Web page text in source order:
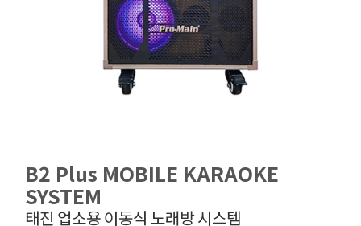
B2 Plus MOBILE KARAOKE
SYSTEM
태진 업소용 이동식 노래방 시스템